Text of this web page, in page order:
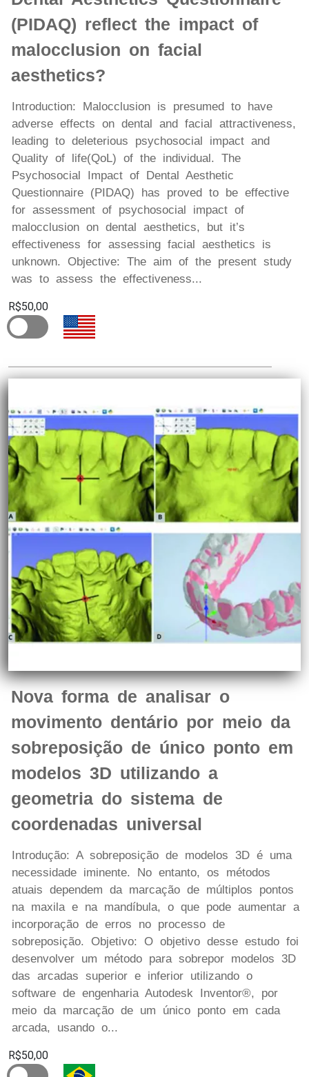
(PIDAQ) reflect the impact of
malocclusion on facial
aesthetics?
Introduction: Malocclusion is presumed to have
adverse effects on dental and facial attractiveness,
leading to deleterious psychosocial impact and
Quality of life(QoL) of the individual. The
Psychosocial Impact of Dental Aesthetic
Questionnaire (PIDAQ) has proved to be effective
for assessment of psychosocial impact of
malocclusion on dental aesthetics, but it’s
effectiveness for assessing facial aesthetics is
unknown. Objective: The aim of the present study
was to assess the effectiveness...
R$50,00
Nova forma de analisar o
movimento dentário por meio da
sobreposição de único ponto em
modelos 3D utilizando a
geometria do sistema de
coordenadas universal
Introdução: A sobreposição de modelos 3D é uma
necessidade iminente. No entanto, os métodos
atuais dependem da marcação de múltiplos pontos
na maxila e na mandíbula, o que pode aumentar a
incorporação de erros no processo de
sobreposição. Objetivo: O objetivo desse estudo foi
desenvolver um método para sobrepor modelos 3D
das arcadas superior e inferior utilizando o
software de engenharia Autodesk Inventor®, por
meio da marcação de um único ponto em cada
arcada, usando o...
R$50,00